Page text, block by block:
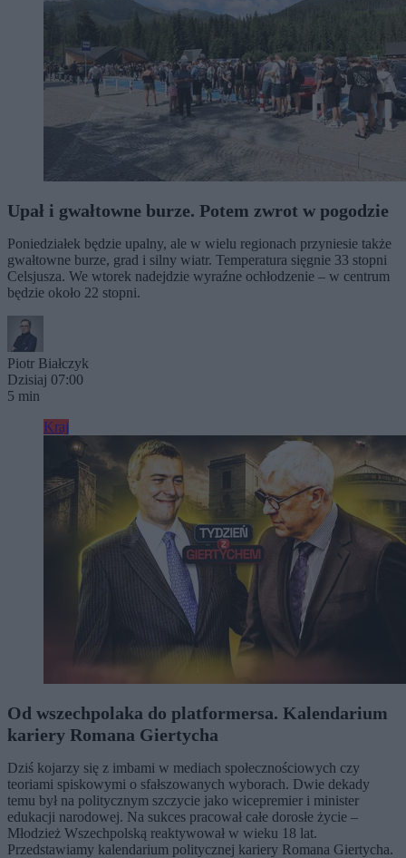
Upał i gwałtowne burze. Potem zwrot w pogodzie
Poniedziałek będzie upalny, ale w wielu regionach przyniesie także
gwałtowne burze, grad i silny wiatr. Temperatura sięgnie 33 stopni
Celsjusza. We wtorek nadejdzie wyraźne ochłodzenie – w centrum
będzie około 22 stopni.
Piotr Białczyk
Dzisiaj 07:00
5 min
Kraj
Od wszechpolaka do platformersa. Kalendarium
kariery Romana Giertycha
Dziś kojarzy się z imbami w mediach społecznościowych czy
teoriami spiskowymi o sfałszowanych wyborach. Dwie dekady
temu był na politycznym szczycie jako wicepremier i minister
edukacji narodowej. Na sukces pracował całe dorosłe życie –
Młodzież Wszechpolską reaktywował w wieku 18 lat.
Przedstawiamy kalendarium politycznej kariery Romana Giertycha.